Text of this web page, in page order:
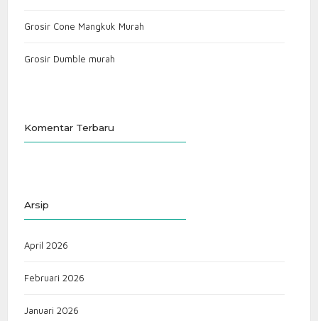
Grosir Cone Mangkuk Murah
Grosir Dumble murah
Komentar Terbaru
Arsip
April 2026
Februari 2026
Januari 2026